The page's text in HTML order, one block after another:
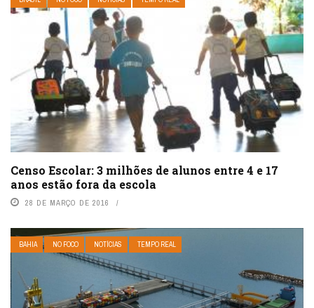
Censo Escolar: 3 milhões de alunos entre 4 e 17
anos estão fora da escola
28 DE MARÇO DE 2016
BAHIA NO FOCO NOTÍCIAS TEMPO REAL